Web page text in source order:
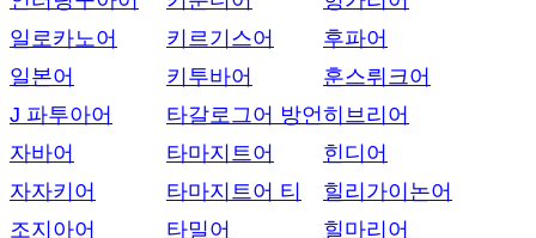
일로카노어
일본어
J 파투아어
자바어
자자키어
조지아어
키르기스어
키투바어
타갈로그어 방언
타마지트어
타마지트어 티
타밀어
후파어
훈스뤼크어
히브리어
힌디어
힐리가이논어
힐마리어